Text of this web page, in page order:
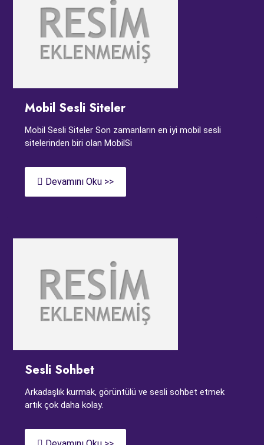
Mobil Sesli Siteler
Mobil Sesli Siteler Son zamanların en iyi mobil sesli
sitelerinden biri olan MobilSi
Devamını Oku >>
Sesli Sohbet
Arkadaşlık kurmak, görüntülü ve sesli sohbet etmek
artık çok daha kolay.